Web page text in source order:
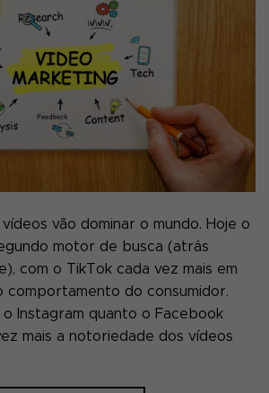
vão dominar o mundo. Hoje o
motor de busca (atrás
com o TikTok cada vez mais em
comportamento do consumidor.
Instagram quanto o Facebook
mais a notoriedade dos vídeos